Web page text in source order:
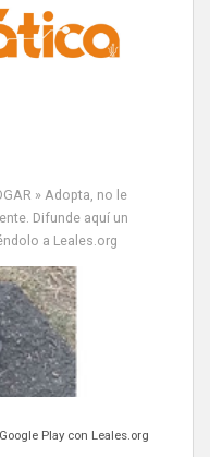
» Adopta, no le
Difunde aquí un
a Leales.org
Play con Leales.org